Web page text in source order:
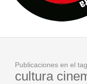
JOFRE
Publicaciones en el tag
cultura